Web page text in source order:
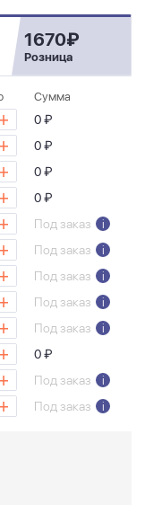
1670₽
Розница
Сумма
+
0 ₽
+
0 ₽
+
0 ₽
+
0 ₽
+ Под заказ
i
+ Под заказ
i
+ Под заказ
i
+ Под заказ
i
+ Под заказ
i
+
0 ₽
+ Под заказ
i
+ Под заказ
i